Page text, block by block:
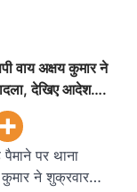
वाय अक्षय कुमार ने
देखिए आदेश….
पर थाना
कुमार ने शुक्रवार…